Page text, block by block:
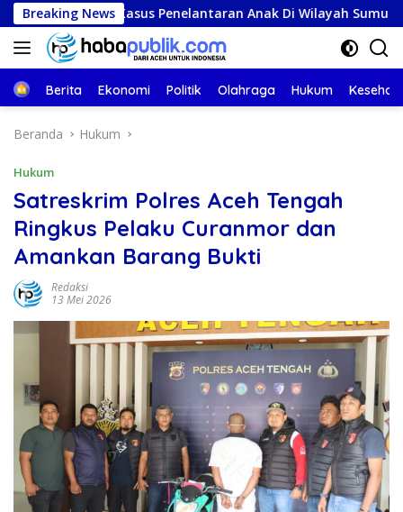
Langsung
ke
konten
Breaking News
DPO Kasus Penelantaran Anak Di Wilayah Sumut
Beranda
Berita Ekonomi Politik Olahraga Hukum
Beranda Hukum
Hukum
Satreskrim Polres Aceh Tengah
Ringkus Pelaku Curanmor dan
Amankan Barang Bukti
Redaksi
13 Mei 2026